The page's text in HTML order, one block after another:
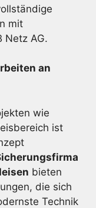
mit
Netz AG.
an
wie
ist
bieten
die sich
Technik